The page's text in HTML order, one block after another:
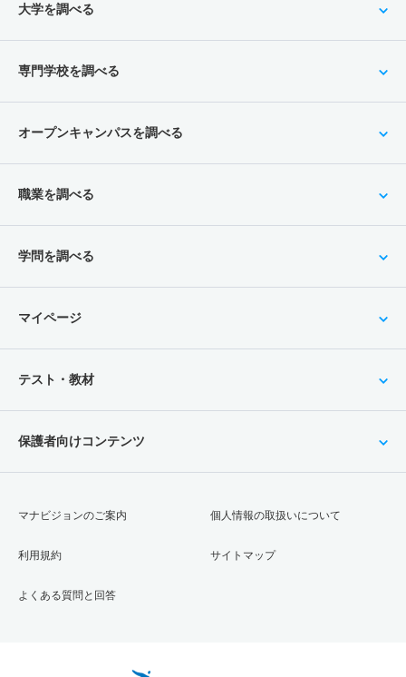
大学を調べる
専門学校を調べる
オープンキャンパスを調べる
職業を調べる
学問を調べる
マイページ
テスト・教材
保護者向けコンテンツ
マナビジョンのご案内
利用規約
よくある質問と回答
個人情報の取扱いについて
サイトマップ